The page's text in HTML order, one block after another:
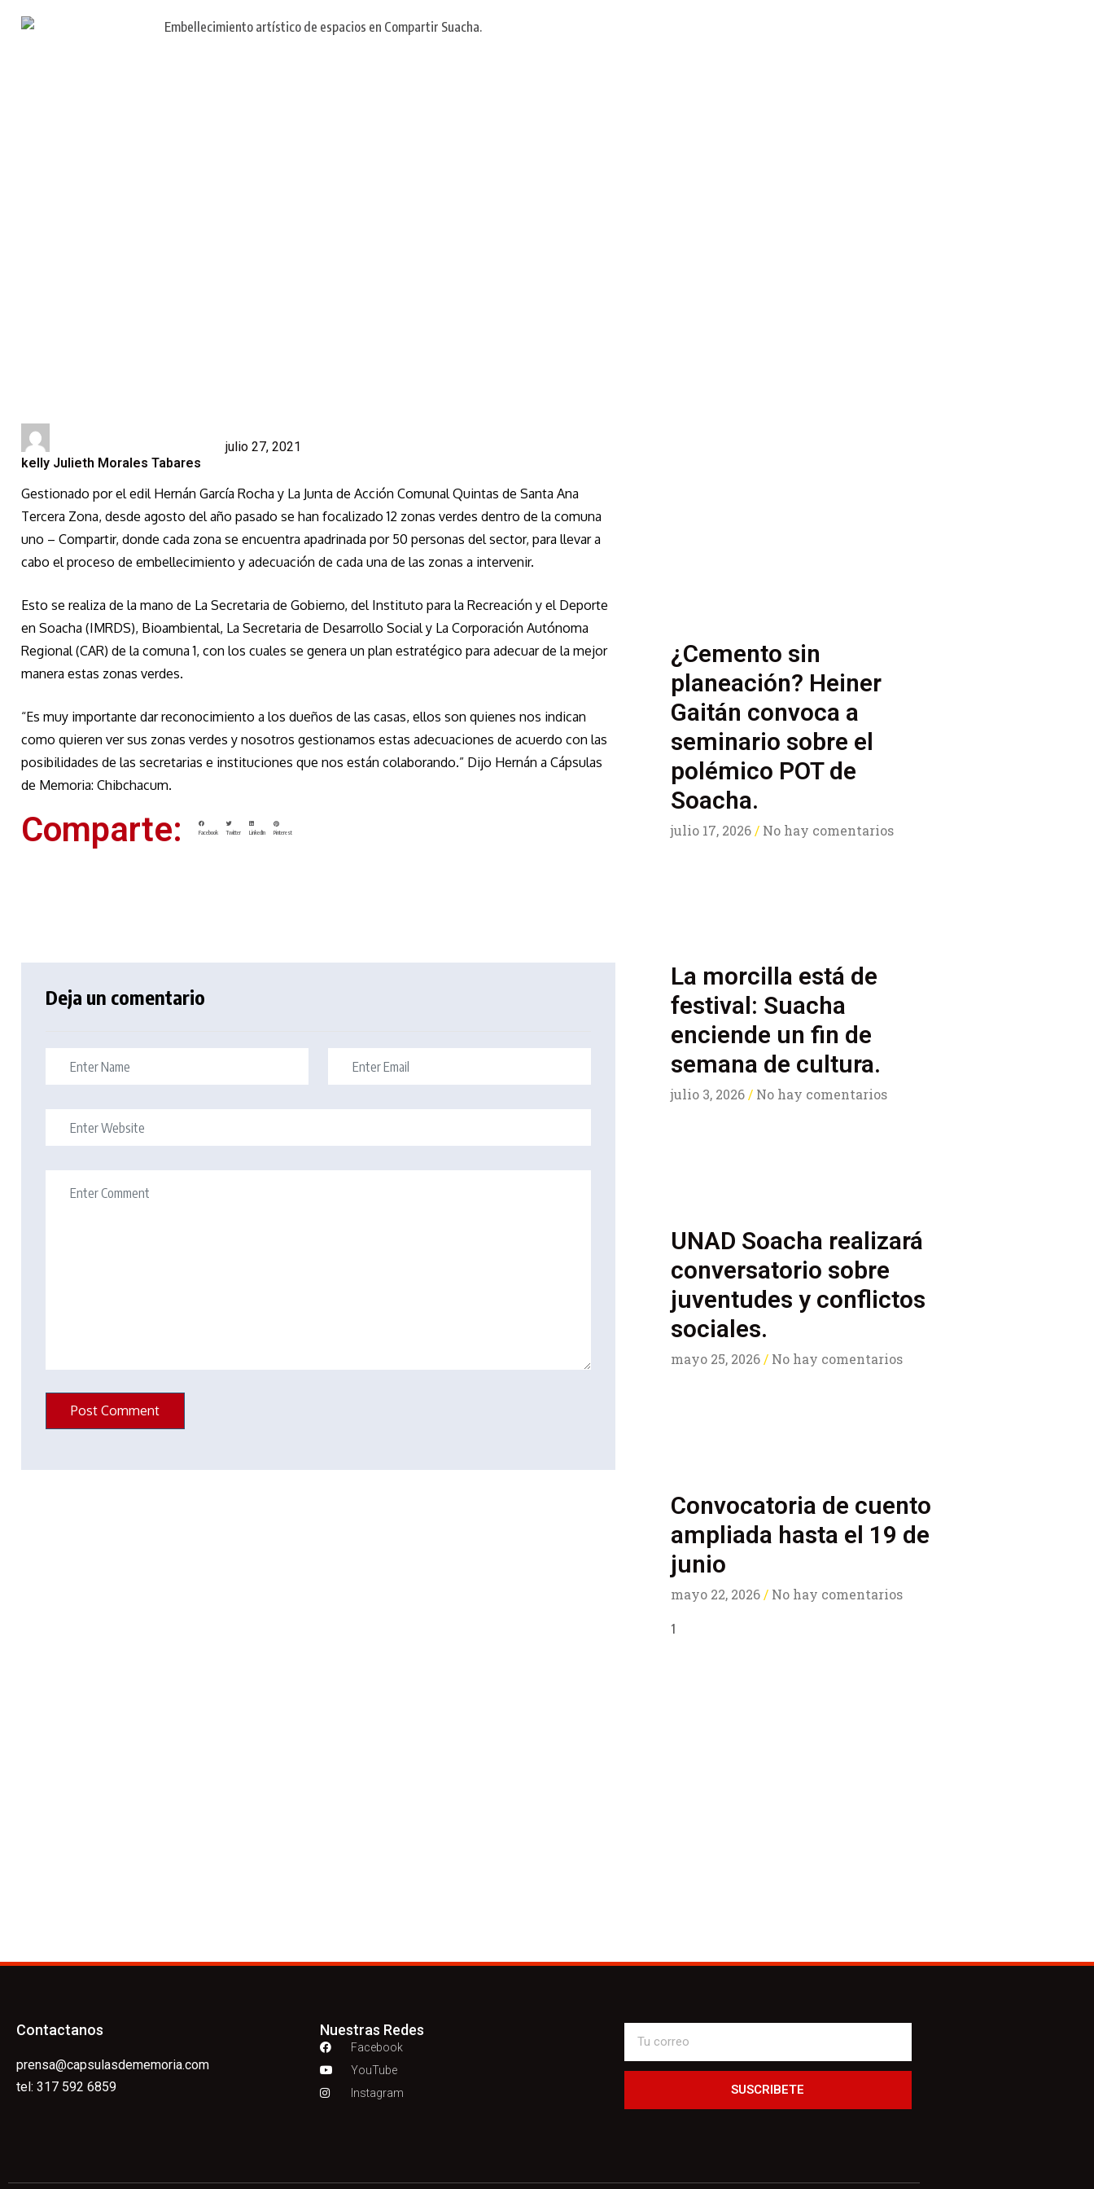
kelly Julieth Morales Tabares
julio 27, 2021
Gestionado por el edil Hernán García Rocha y La Junta de Acción Comunal Quintas de Santa Ana
Tercera Zona, desde agosto del año pasado se han focalizado 12 zonas verdes dentro de la comuna
uno – Compartir, donde cada zona se encuentra apadrinada por 50 personas del sector, para llevar a
cabo el proceso de embellecimiento y adecuación de cada una de las zonas a intervenir.
Esto se realiza de la mano de La Secretaria de Gobierno, del Instituto para la Recreación y el Deporte
en Soacha (IMRDS), Bioambiental, La Secretaria de Desarrollo Social y La Corporación Autónoma
Regional (CAR) de la comuna 1, con los cuales se genera un plan estratégico para adecuar de la mejor
manera estas zonas verdes.
“Es muy importante dar reconocimiento a los dueños de las casas, ellos son quienes nos indican
como quieren ver sus zonas verdes y nosotros gestionamos estas adecuaciones de acuerdo con las
posibilidades de las secretarias e instituciones que nos están colaborando.” Dijo Hernán a Cápsulas
de Memoria: Chibchacum.
Comparte: Facebook Twitter LinkedIn Pinterest
Deja un comentario
¿Cemento sin
planeación? Heiner
Gaitán convoca a
seminario sobre el
polémico POT de
Soacha.
julio 17, 2026 No hay comentarios
La morcilla está de
festival: Suacha
enciende un fin de
semana de cultura.
julio 3, 2026 No hay comentarios
UNAD Soacha realizará
conversatorio sobre
juventudes y conflictos
sociales.
mayo 25, 2026 No hay comentarios
Convocatoria de cuento
ampliada hasta el 19 de
junio
mayo 22, 2026 No hay comentarios
Contactanos
prensa@capsulasdememoria.com
tel: 317 592 6859
Nuestras Redes
Facebook
YouTube
Instagram
SUSCRIBETE